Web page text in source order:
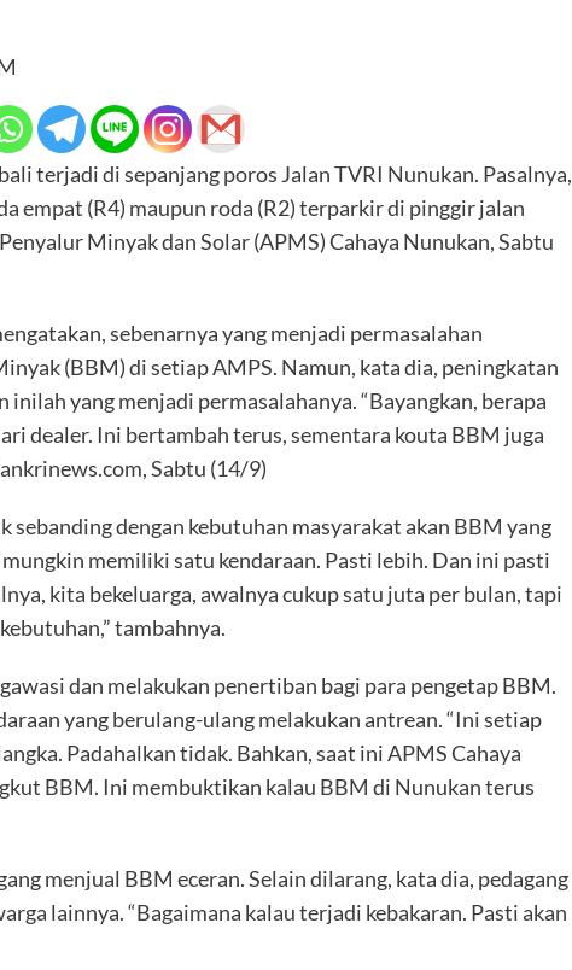
terjadi di sepanjang poros Jalan TVRI Nunukan. Pasalnya,
empat (R4) maupun roda (R2) terparkir di pinggir jalan
Minyak dan Solar (APMS) Cahaya Nunukan, Sabtu
sebenarnya yang menjadi permasalahan
(BBM) di setiap AMPS. Namun, kata dia, peningkatan
yang menjadi permasalahanya. “Bayangkan, berapa
dealer. Ini bertambah terus, sementara kouta BBM juga
Sabtu (14/9)
dengan kebutuhan masyarakat akan BBM yang
memiliki satu kendaraan. Pasti lebih. Dan ini pasti
kita bekeluarga, awalnya cukup satu juta per bulan, tapi
tambahnya.
dan melakukan penertiban bagi para pengetap BBM.
yang berulang-ulang melakukan antrean. “Ini setiap
Padahalkan tidak. Bahkan, saat ini APMS Cahaya
BBM. Ini membuktikan kalau BBM di Nunukan terus
menjual BBM eceran. Selain dilarang, kata dia, pedagang
lainnya. “Bagaimana kalau terjadi kebakaran. Pasti akan